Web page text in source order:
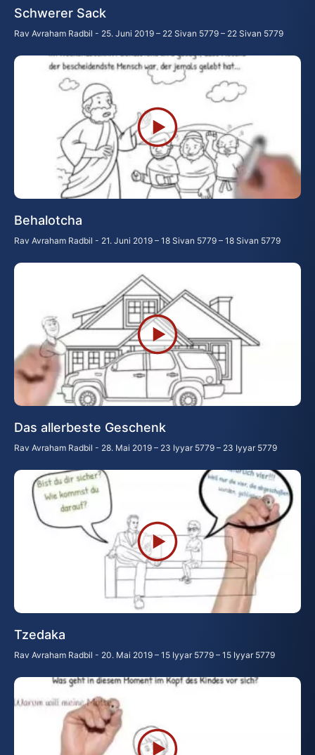
Schwerer Sack
Rav Avraham Radbil 25. Juni 2019 – 22 Sivan 5779 – 22 Sivan 5779
Behalotcha
Rav Avraham Radbil 21. Juni 2019 – 18 Sivan 5779 – 18 Sivan 5779
Das allerbeste Geschenk
Rav Avraham Radbil 28. Mai 2019 – 23 Iyyar 5779 – 23 Iyyar 5779
Tzedaka
Rav Avraham Radbil 20. Mai 2019 – 15 Iyyar 5779 – 15 Iyyar 5779